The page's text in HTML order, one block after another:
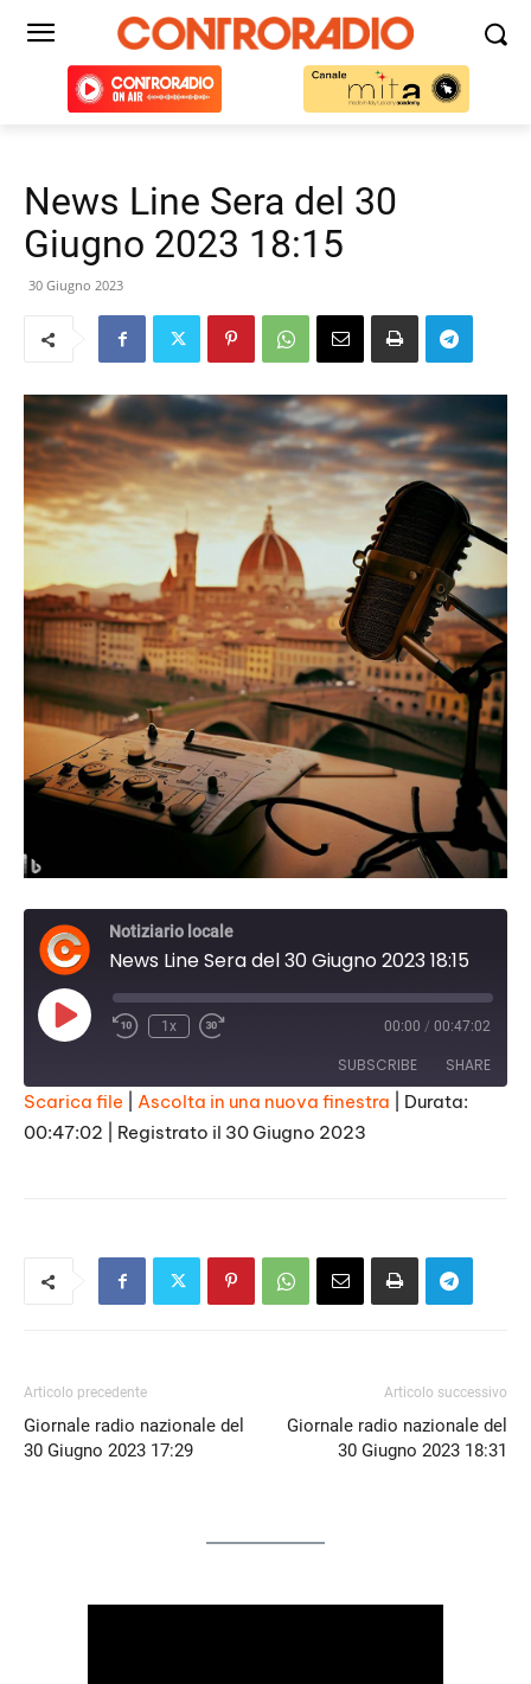
News Line Sera del 30
Giugno 2023 18:15
30 Giugno 2023
Notiziario locale
News Line Sera del 30 Giugno 2023 18:15
Play
Episode
1x 00:00 / 00:47:02
SUBSCRIBE SHARE
SHARE
Scarica file Ascolta in una nuova finestra
Durata:
00:47:02
Registrato il 30 Giugno 2023
Articolo precedente
Giornale radio nazionale del
30 Giugno 2023 17:29
Articolo successivo
Giornale radio nazionale del
30 Giugno 2023 18:31